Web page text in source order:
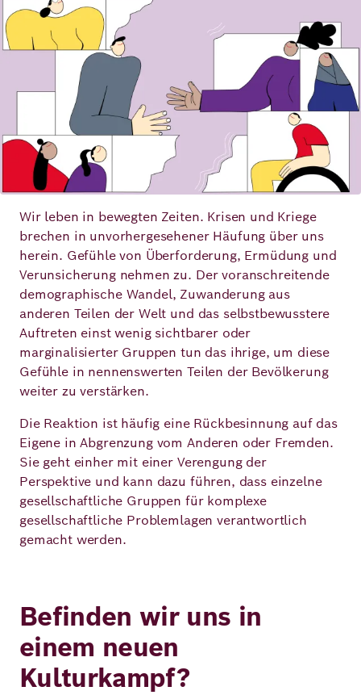
Publikationen
Veranstaltungen
Robert
Bosch
Academy
Deutsch Englisch
Wir leben in bewegten Zeiten. Krisen und Kriege
brechen in unvorhergesehener Häufung über uns
herein. Gefühle von Überforderung, Ermüdung und
Verunsicherung nehmen zu. Der voranschreitende
demographische Wandel, Zuwanderung aus
anderen Teilen der Welt und das selbstbewusstere
Auftreten einst wenig sichtbarer oder
marginalisierter Gruppen tun das ihrige, um diese
Gefühle in nennenswerten Teilen der Bevölkerung
weiter zu verstärken.
Die Reaktion ist häufig eine Rückbesinnung auf das
Eigene in Abgrenzung vom Anderen oder Fremden.
Sie geht einher mit einer Verengung der
Perspektive und kann dazu führen, dass einzelne
gesellschaftliche Gruppen für komplexe
gesellschaftliche Problemlagen verantwortlich
gemacht werden.
Befinden wir uns in
einem neuen
Kulturkampf?